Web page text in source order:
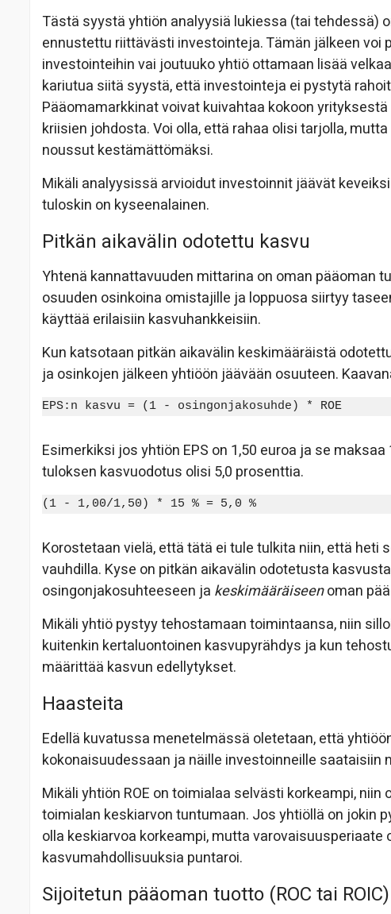
Tästä syystä yhtiön analyysiä lukiessa (tai tehdessä)
ennustettu riittävästi investointeja. Tämän jälkeen voi
investointeihin vai joutuuko yhtiö ottamaan lisää
kariutua siitä syystä, että investointeja ei pystytä
Pääomamarkkinat voivat kuivahtaa kokoon
kriisien johdosta. Voi olla, että rahaa olisi tarjolla,
noussut kestämättömäksi.
Mikäli analyysissä arvioidut investoinnit jäävät
tuloskin on kyseenalainen.
Pitkän aikavälin odotettu kasvu
Yhtenä kannattavuuden mittarina on oman pääoman
osuuden osinkoina omistajille ja loppuosa siirtyy
käyttää erilaisiin kasvuhankkeisiin.
Kun katsotaan pitkän aikavälin keskimääräistä
ja osinkojen jälkeen yhtiöön jäävään osuuteen.
EPS:n kasvu = (1 - osingonjakosuhde) * ROE
Esimerkiksi jos yhtiön EPS on 1,50 euroa ja se
tuloksen kasvuodotus olisi 5,0 prosenttia.
(1 - 1,00/1,50) * 15 % = 5,0 %
Korostetaan vielä, että tätä ei tule tulkita niin, että heti
vauhdilla. Kyse on pitkän aikavälin odotetusta
osingonjakosuhteeseen ja keskimääräiseenoman
Mikäli yhtiö pystyy tehostamaan toimintaansa, niin
kuitenkin kertaluontoinen kasvupyrähdys ja kun
määrittää kasvun edellytykset.
Haasteita
Edellä kuvatussa menetelmässä oletetaan, että
kokonaisuudessaan ja näille investoinneille saataisiin
Mikäli yhtiön ROE on toimialaa selvästi korkeampi,
toimialan keskiarvon tuntumaan. Jos yhtiöllä on jokin
olla keskiarvoa korkeampi, mutta
kasvumahdollisuuksia puntaroi.
Sijoitetun pääoman tuotto (ROC tai ROIC)